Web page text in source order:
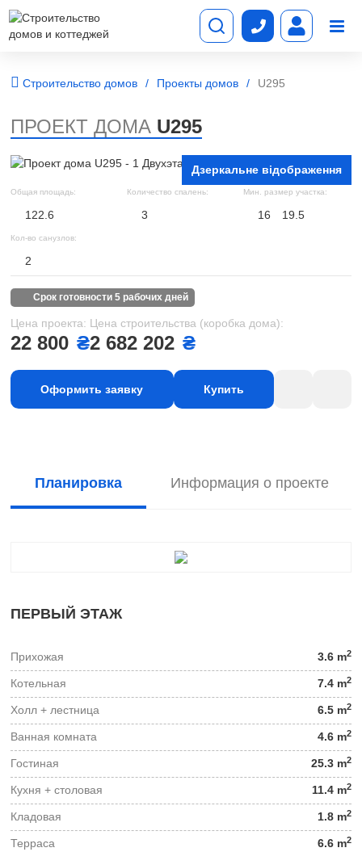
Строительство домов Проекты домов U295
ПРОЕКТ ДОМА U295
Дзеркальне відображення
Общая площадь:
122.6
Количество спалень:
3
Мин. размер участка:
16 19.5
Кол-во санузлов:
2
срок готовности 5 рабочих дней
Цена проекта:
22 800 ₴
Цена строительства (коробка дома):
2 682 202 ₴
Оформить заявку Купить
Планировка Информация о проекте
ПЕРВЫЙ ЭТАЖ
Прихожая 3.6 m2
Котельная 7.4 m2
Холл + лестница 6.5 m2
Ванная комната 4.6 m2
Гостиная 25.3 m2
Кухня + столовая 11.4 m2
Кладовая 1.8 m2
Терраса 6.6 m2